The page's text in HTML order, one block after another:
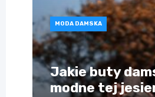
MODA DAMSKA
Jakie buty
modne tej